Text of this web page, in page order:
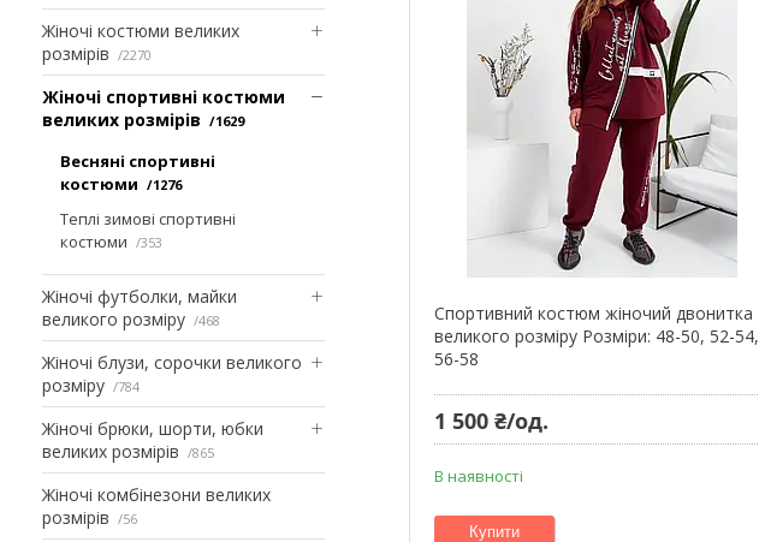
Жіночі костюми великих
розмірів
2270
Жіночі спортивні костюми
великих розмірів
1629
Весняні спортивні
костюми
1276
Теплі зимові спортивні
костюми
353
Жіночі футболки, майки
великого розміру
468
Жіночі блузи, сорочки великого
розміру
784
Жіночі брюки, шорти, юбки
великих розмірів
865
Жіночі комбінезони великих
розмірів
56
Спортивний костюм жіночий двонитка
великого розміру Розміри: 48-50, 52-54,
56-58
1 500 ₴/од.
В наявності
Купити